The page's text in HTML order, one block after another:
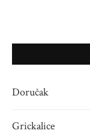
Doručak
Grickalice